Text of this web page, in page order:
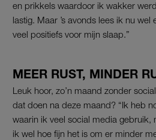
en prikkels waardoor ik wakker
lastig. Maar ’s avonds lees ik nu
veel positiefs voor mijn slaap.”
MEER RUST, MINDER
Leuk hoor, zo’n maand zonder
dat doen na deze maand? “Ik heb
waarin ik veel social media gebruik,
ik wel hoe fijn het is om er minder